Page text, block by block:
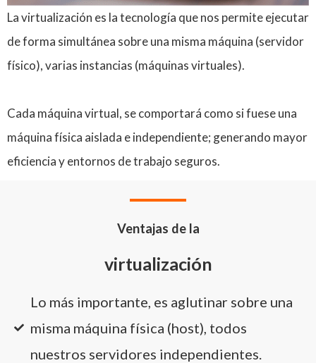
La virtualización es la tecnología que nos permite ejecutar
de forma simultánea sobre una misma máquina (servidor
físico), varias instancias (máquinas virtuales).
Cada máquina virtual, se comportará como si fuese una
máquina física aislada e independiente; generando mayor
eficiencia y entornos de trabajo seguros.
Ventajas de la
virtualización
Lo más importante, es aglutinar sobre una
misma máquina física (host), todos
nuestros servidores independientes.